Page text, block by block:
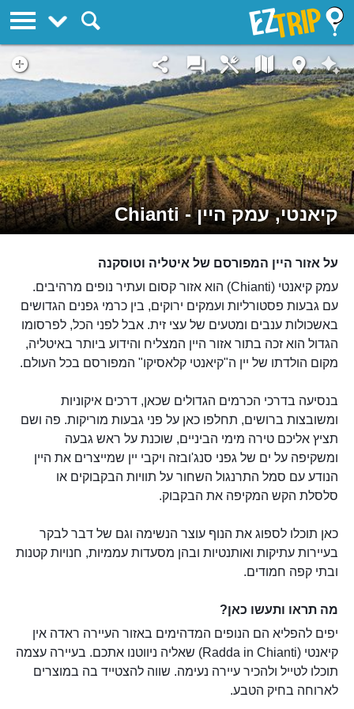
קיאנטי, עמק היין - Chianti
על אזור היין המפורסם של איטליה וטוסקנה
עמק קיאנטי (Chianti) הוא אזור קסום ועתיר נופים מרהיבים.
עם גבעות פסטורליות ועמקים ירוקים, בין כרמי גפנים הגדושים
באשכולות ענבים ומטעים של עצי זית. אבל לפני הכל, לפרסומו
הגדול הוא זכה בתור אזור היין המצליח והידוע ביותר באיטליה,
מקום הולדתו של יין ה"קיאנטי קלאסיקו" המפורסם בכל העולם.
בנסיעה בדרכי הכרמים הגדולים שכאן, דרכים איקוניות
ומשובצות ברושים, תחלפו כאן על פני גבעות מוריקות. פה ושם
תציץ אליכם טירה מימי הביניים, שוכנת על ראש גבעה
ומשקיפה על ים של גפני סנג'ובזה ויקבי יין שמייצרים את היין
הנודע עם סמל התרנגול השחור על תוויות הבקבוקים או
סלסלת הקש המקיפה את הבקבוק.
כאן תוכלו לספוג את הנוף עוצר הנשימה וגם של דבר לבקר
בעיירות עתיקות ואותנטיות ובהן מסעדות עממיות, חנויות קטנות
ובתי קפה חמודים.
מה תראו ותעשו כאן?
יפים להפליא הם הנופים המדהימים באזור העיירה ראדה אין
קיאנטי (Radda in Chianti) שאליה ניווטנו אתכם. בעיירה עצמה
תוכלו לטייל ולהכיר עיירה נעימה. שווה להצטייד בה במוצרים
לארוחה בחיק הטבע.
EZTrip